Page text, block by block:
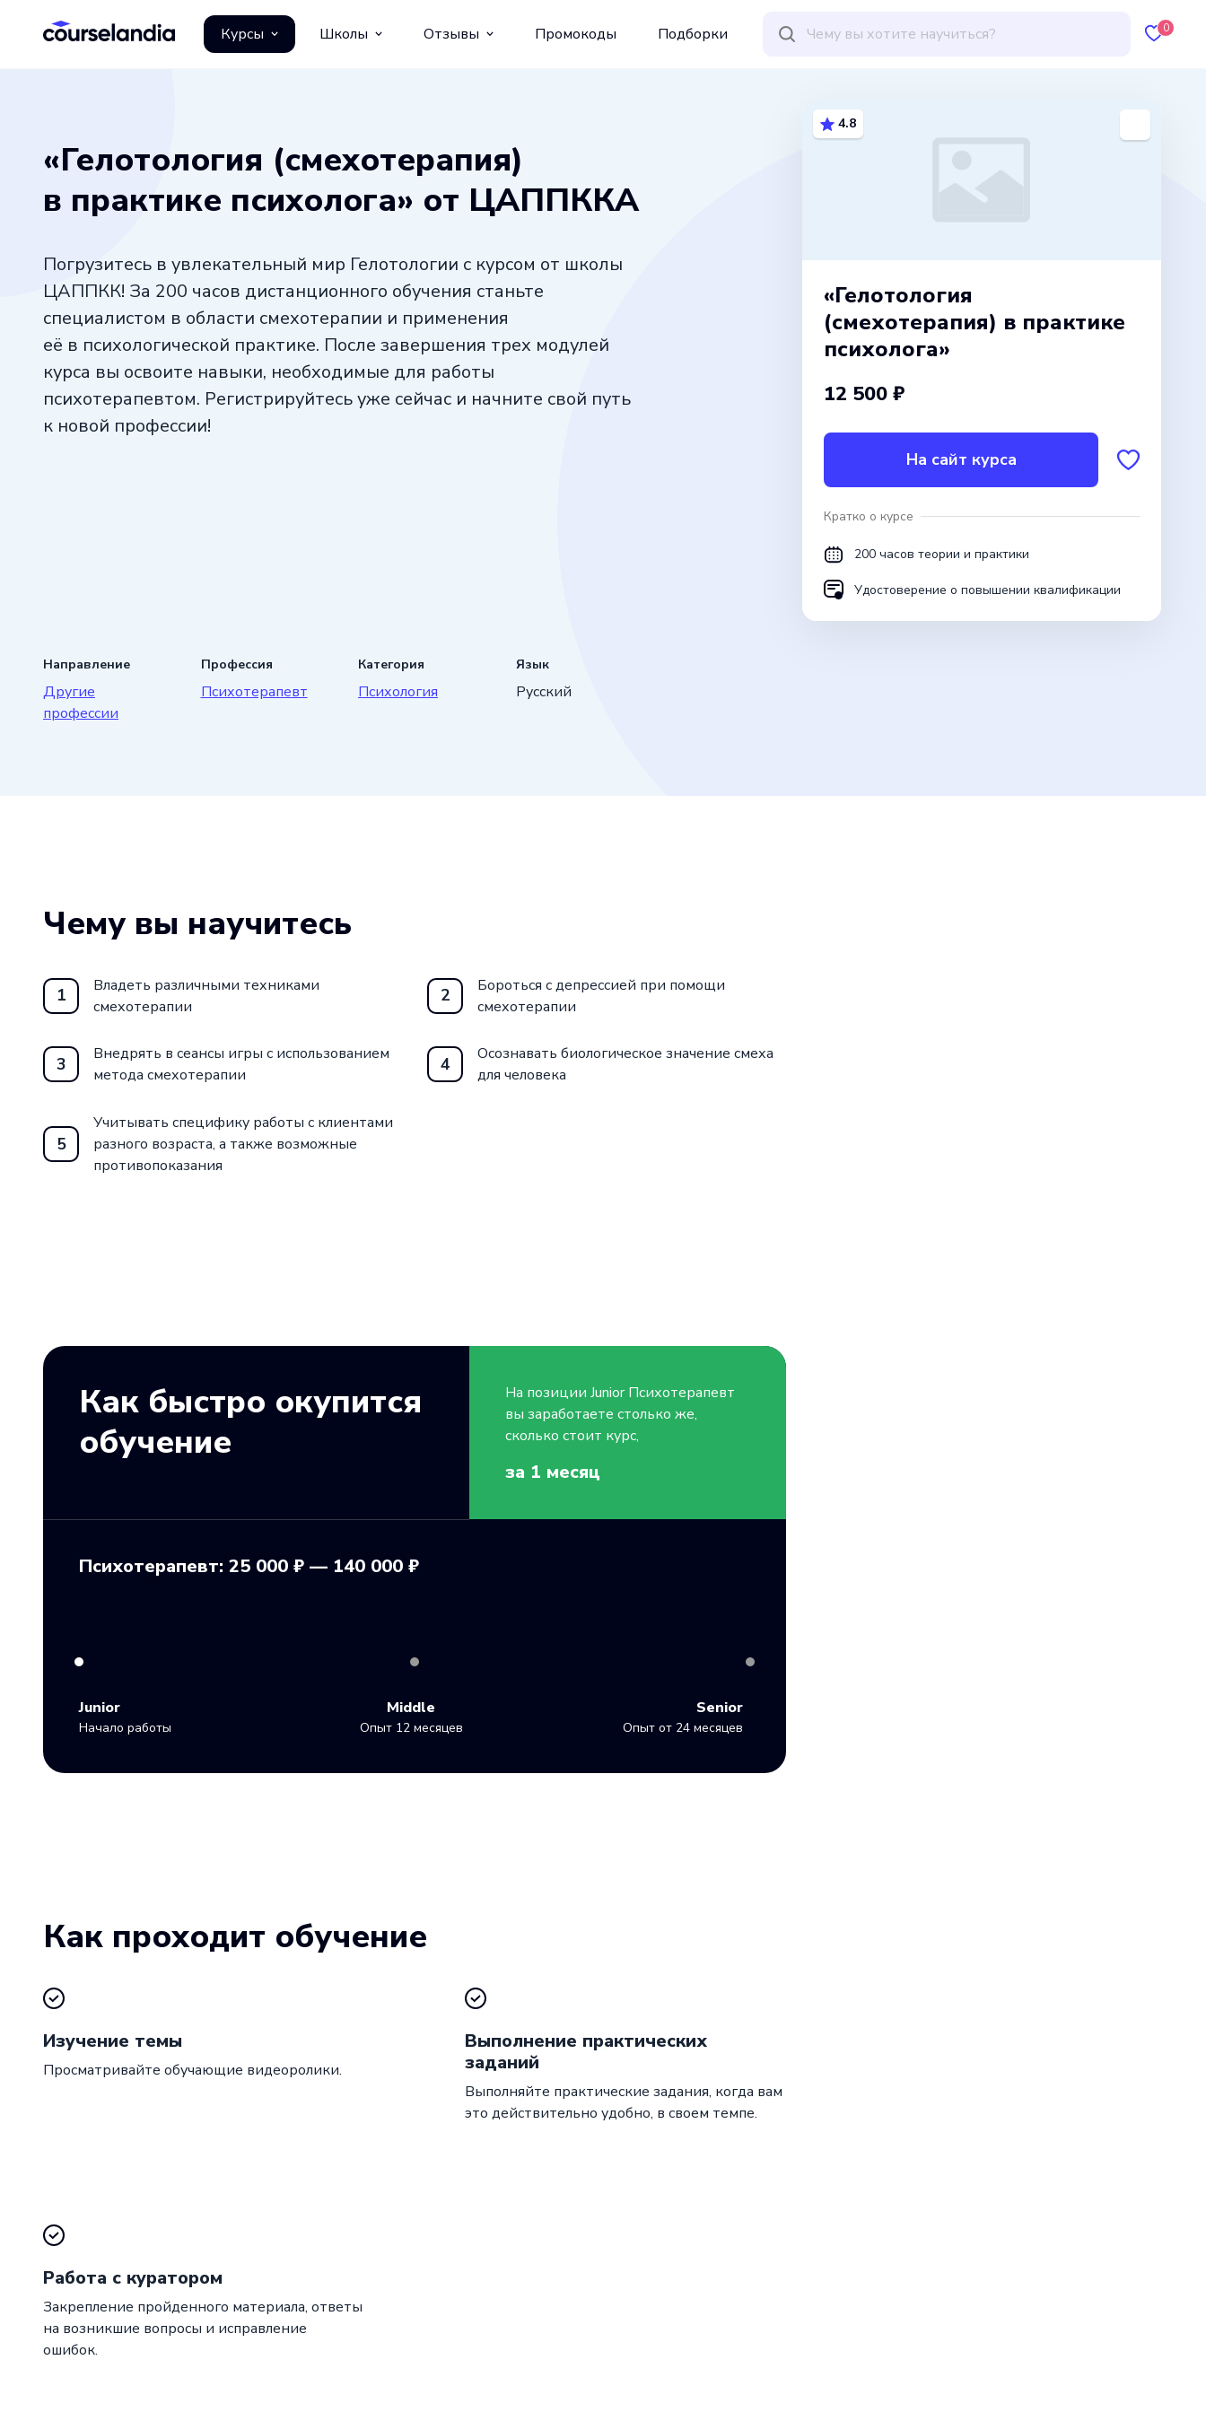
Курсы Школы Отзывы Промокоды Подборки 0
«Гелотология (смехотерапия)
в практике психолога» от ЦАППККА
Погрузитесь в увлекательный мир Гелотологии с курсом от школы
ЦАППКК! За 200 часов дистанционного обучения станьте
специалистом в области смехотерапии и применения
её в психологической практике. После завершения трех модулей
курса вы освоите навыки, необходимые для работы
психотерапевтом. Регистрируйтесь уже сейчас и начните свой путь
к новой профессии!
Направление
Другие
профессии
Профессия
Психотерапевт
Категория
Психология
Язык
Русский
4.8
«Гелотология
(смехотерапия) в практике
психолога»
12 500 ₽
На сайт курса
Кратко о курсе
200 часов теории и практики
Удостоверение о повышении квалификации
Чему вы научитесь
1
Владеть различными техниками
смехотерапии
2
Бороться с депрессией при помощи
смехотерапии
3
Внедрять в сеансы игры с использованием
метода смехотерапии
4
Осознавать биологическое значение смеха
для человека
5
Учитывать специфику работы с клиентами
разного возраста, а также возможные
противопоказания
Как быстро окупится
обучение
На позиции JuniorПсихотерапевт
вы заработаете столько же,
сколько стоит курс,
за 1 месяц
Психотерапевт: 25 000 ₽ — 140 000 ₽
Junior
Начало работы
Middle
Опыт 12 месяцев
Senior
Опыт от 24 месяцев
Как проходит обучение
Изучение темы
Просматривайте обучающие видеоролики.
Выполнение практических
заданий
Выполняйте практические задания, когда вам
это действительно удобно, в своем темпе.
Работа с куратором
Закрепление пройденного материала, ответы
на возникшие вопросы и исправление
ошибок.